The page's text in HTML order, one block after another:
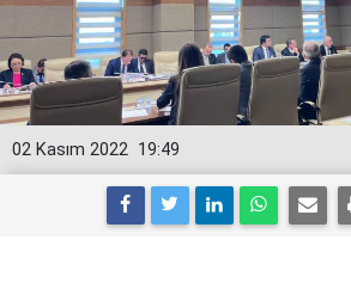
19:49
02 Kasım 2022